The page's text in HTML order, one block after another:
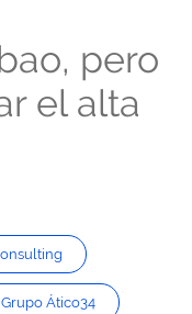
pero
el alta
Grupo Ático34